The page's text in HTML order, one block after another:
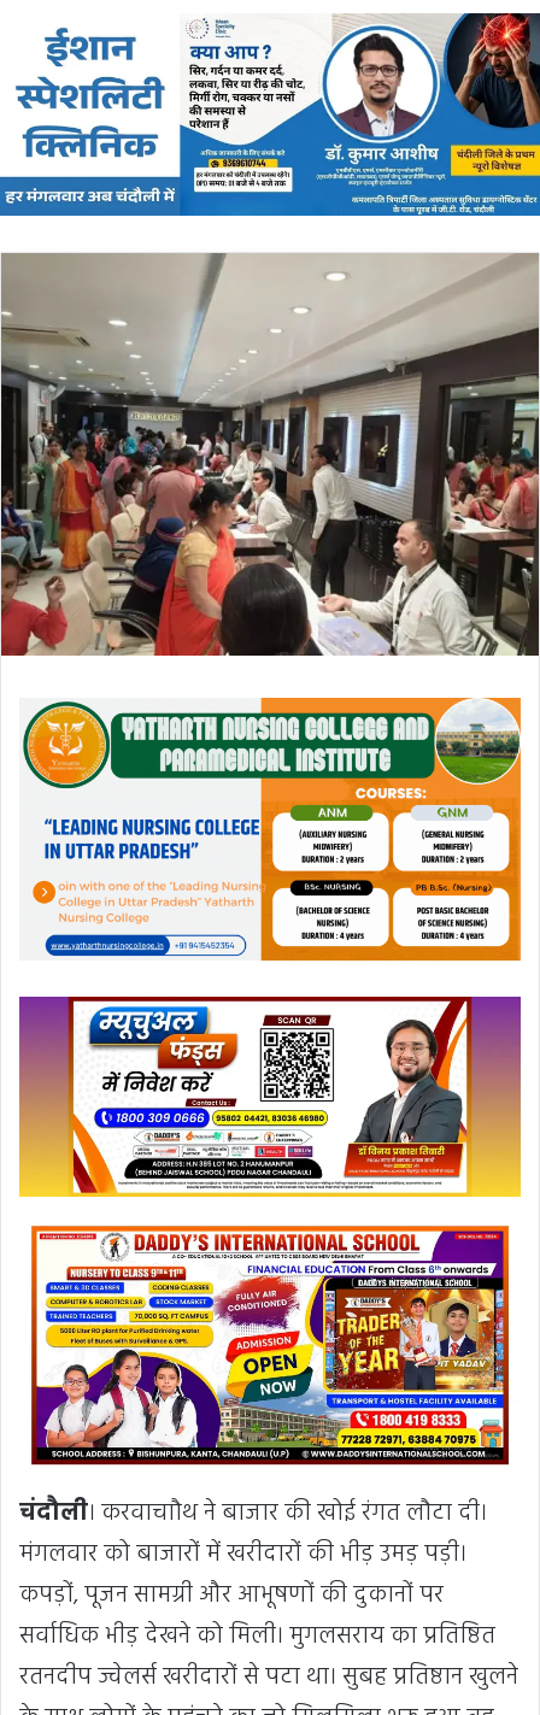
चंदौली। करवाचाौथ ने बाजार की खोई रंगत लौटा दी।
मंगलवार को बाजारों में खरीदारों की भीड़ उमड़ पड़ी।
कपड़ों, पूजन सामग्री और आभूषणों की दुकानों पर
सर्वाधिक भीड़ देखने को मिली। मुगलसराय का प्रतिष्ठित
रतनदीप ज्वेलर्स खरीदारों से पटा था। सुबह प्रतिष्ठान खुलने